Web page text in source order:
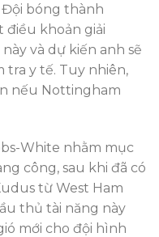
bóng thành
điều khoản giải
và dự kiến anh sẽ
tra y tế. Tuy nhiên,
nếu Nottingham
White nhằm mục
công, sau khi đã có
từ West Ham
thủ tài năng này
mới cho đội hình